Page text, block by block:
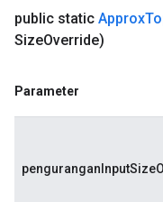
public static Approx
SizeOverride)
Parameter